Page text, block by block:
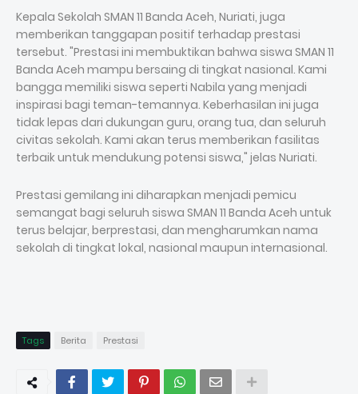
Kepala Sekolah SMAN 11 Banda Aceh, Nuriati, juga
memberikan tanggapan positif terhadap prestasi
tersebut. "Prestasi ini membuktikan bahwa siswa SMAN 11
Banda Aceh mampu bersaing di tingkat nasional. Kami
bangga memiliki siswa seperti Nabila yang menjadi
inspirasi bagi teman-temannya. Keberhasilan ini juga
tidak lepas dari dukungan guru, orang tua, dan seluruh
civitas sekolah. Kami akan terus memberikan fasilitas
terbaik untuk mendukung potensi siswa," jelas Nuriati.
Prestasi gemilang ini diharapkan menjadi pemicu
semangat bagi seluruh siswa SMAN 11 Banda Aceh untuk
terus belajar, berprestasi, dan mengharumkan nama
sekolah di tingkat lokal, nasional maupun internasional.
Tags Berita Prestasi